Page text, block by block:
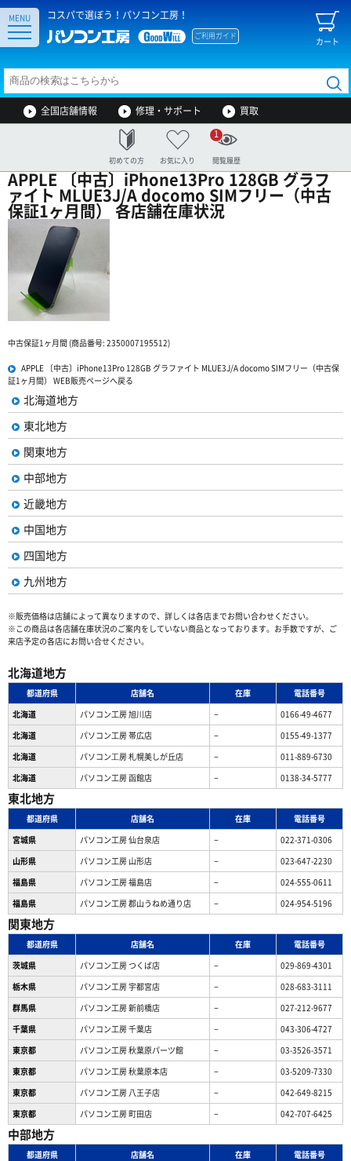
コスパで選ぼう！パソコン工房！
カート
ご利用ガイド
MENU
全国店舗情報 修理・サポート 買取
初めての方 お気に入り 閲覧履歴
1
APPLE 〔中古〕iPhone13Pro 128GB グラフ
ァイト MLUE3J/A docomo SIMフリー（中古
保証1ヶ月間） 各店舗在庫状況
中古保証1ヶ月間 (商品番号: 2350007195512)
APPLE 〔中古〕iPhone13Pro 128GB グラファイト MLUE3J/A docomo SIMフリー（中古保
証1ヶ月間） WEB販売ページへ戻る
北海道地方
東北地方
関東地方
中部地方
近畿地方
中国地方
四国地方
九州地方
※販売価格は店舗によって異なりますので、詳しくは各店までお問い合わせください。
※この商品は各店舗在庫状況のご案内をしていない商品となっております。お手数ですが、ご
来店予定の各店にお問い合せください。
北海道地方
都道府県 店舗名 在庫
電話番号
北海道
パソコン工房 旭川店 −
0166-49-4677
北海道
パソコン工房 帯広店 −
0155-49-1377
北海道
パソコン⼯房 札幌美しが丘店 −
011-889-6730
北海道
パソコン工房 函館店 − 0138-34-5777
東北地方
都道府県 店舗名 在庫
電話番号
宮城県
パソコン工房 仙台泉店 −
022-371-0306
山形県
パソコン工房 山形店 −
023-647-2230
福島県
パソコン工房 福島店 −
024-555-0611
福島県
パソコン工房 郡山うねめ通り店 − 024-954-5196
関東地方
都道府県 店舗名 在庫
電話番号
茨城県
パソコン工房 つくば店 −
029-869-4301
栃木県
パソコン工房 宇都宮店 −
028-683-3111
群馬県
パソコン工房 新前橋店 −
027-212-9677
千葉県
パソコン工房 千葉店 −
043-306-4727
東京都
パソコン工房 秋葉原パーツ館 −
03-3526-3571
東京都
パソコン工房 秋葉原本店 −
03-5209-7330
東京都
パソコン工房 八王子店 −
042-649-8215
東京都
パソコン工房 町田店 − 042-707-6425
中部地方
都道府県 店舗名 在庫
電話番号